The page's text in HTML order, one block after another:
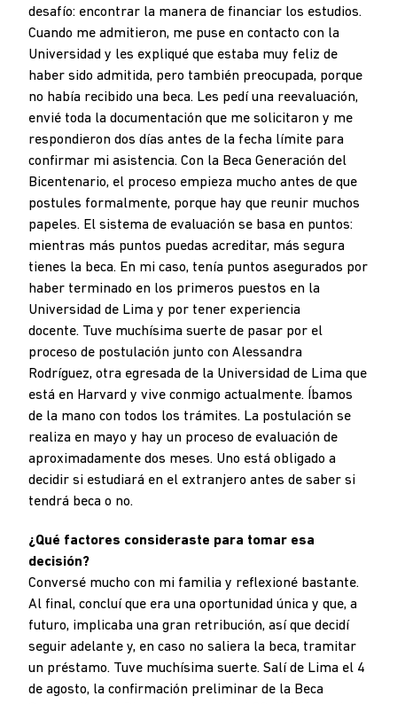
desafío: encontrar la manera de financiar los estudios.
Cuando me admitieron, me puse en contacto con la
Universidad y les expliqué que estaba muy feliz de
haber sido admitida, pero también preocupada, porque
no había recibido una beca. Les pedí una reevaluación,
envié toda la documentación que me solicitaron y me
respondieron dos días antes de la fecha límite para
confirmar mi asistencia. Con la Beca Generación del
Bicentenario, el proceso empieza mucho antes de que
postules formalmente, porque hay que reunir muchos
papeles. El sistema de evaluación se basa en puntos:
mientras más puntos puedas acreditar, más segura
tienes la beca. En mi caso, tenía puntos asegurados por
haber terminado en los primeros puestos en la
Universidad de Lima y por tener experiencia
docente. Tuve muchísima suerte de pasar por el
proceso de postulación junto con Alessandra
Rodríguez, otra egresada de la Universidad de Lima que
está en Harvard y vive conmigo actualmente. Íbamos
de la mano con todos los trámites. La postulación se
realiza en mayo y hay un proceso de evaluación de
aproximadamente dos meses. Uno está obligado a
decidir si estudiará en el extranjero antes de saber si
tendrá beca o no.
¿Qué factores consideraste para tomar esa
decisión?
Conversé mucho con mi familia y reflexioné bastante.
Al final, concluí que era una oportunidad única y que, a
futuro, implicaba una gran retribución, así que decidí
seguir adelante y, en caso no saliera la beca, tramitar
un préstamo. Tuve muchísima suerte. Salí de Lima el 4
de agosto, la confirmación preliminar de la Beca